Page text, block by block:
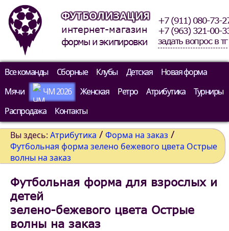
ФУТБОЛИЗАЦИЯ
интернет-магазин
формы и экипировки
+7 (911) 080-73-
+7 (963) 321-00-
задать вопрос в тг
Все команды Сборные Клубы Детская
Новая форма
Мячи
ЧМ 2026 Женская Ретро Атрибутика
Турниры
Распродажа
Контакты
Вы здесь: Атрибутика / Форма на заказ /
Футбольная форма зелено бежевого цвета Острые
волны на заказ
Футбольная форма для взрослых и
детей
зелено-бежевого цвета Острые
волны на заказ